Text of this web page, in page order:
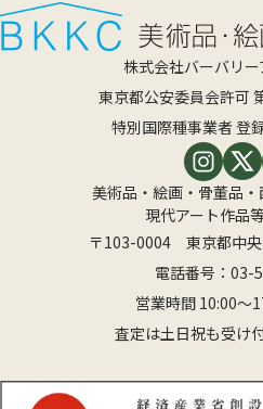
株式会社バーバリー
東京都公安委員会許可
特別国際種事業者 登
美術品・絵画・骨董品・
現代アート作品
〒103-0004 東京都中
電話番号： 03-
営業時間 10:00〜
査定は土日祝も受け